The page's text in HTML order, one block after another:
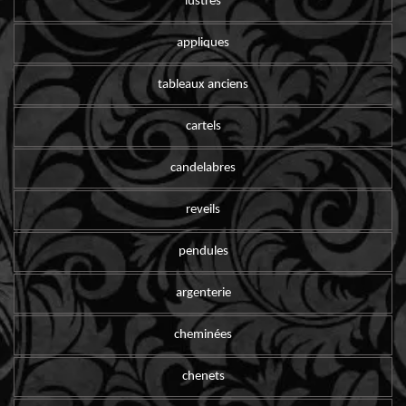
appliques
tableaux anciens
cartels
candelabres
reveils
pendules
argenterie
cheminées
chenets